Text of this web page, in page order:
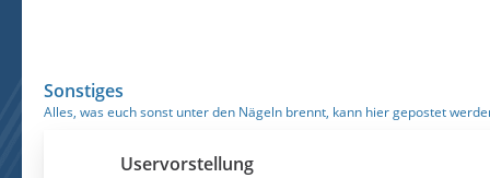
Sonstiges
Alles, was euch sonst unter den Nägeln brennt, kann hier gepostet
Uservorstellung